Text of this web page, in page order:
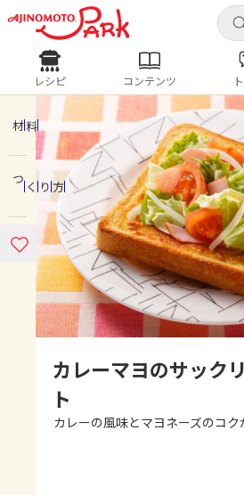
ログインするとレシピを保
ログイン
ホーム
コンテンツ
レシピ
レシピ
人気の食材・レシピ
きゅうり なす トマト
ピーマン
みょうが ゴー
レシピ コンテンツ
材料
つくり方
カレーマヨのサック
ト
カレーの風味とマヨネーズのコ